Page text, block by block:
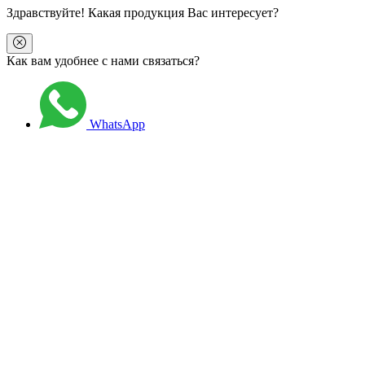
Здравствуйте! Какая продукция Вас интересует?
Как вам удобнее с нами связаться?
WhatsApp